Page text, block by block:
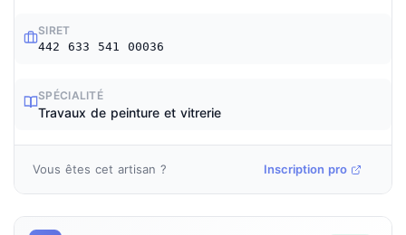
SIRET
442 633 541 00036
SPÉCIALITÉ
Travaux de peinture et vitrerie
Vous êtes cet artisan ? Inscription pro